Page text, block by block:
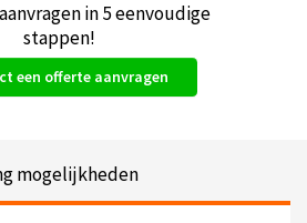
een gebruiksgarantie van 1 jaar
in 5 eenvoudige
stappen!
een offerte aanvragen
mogelijkheden